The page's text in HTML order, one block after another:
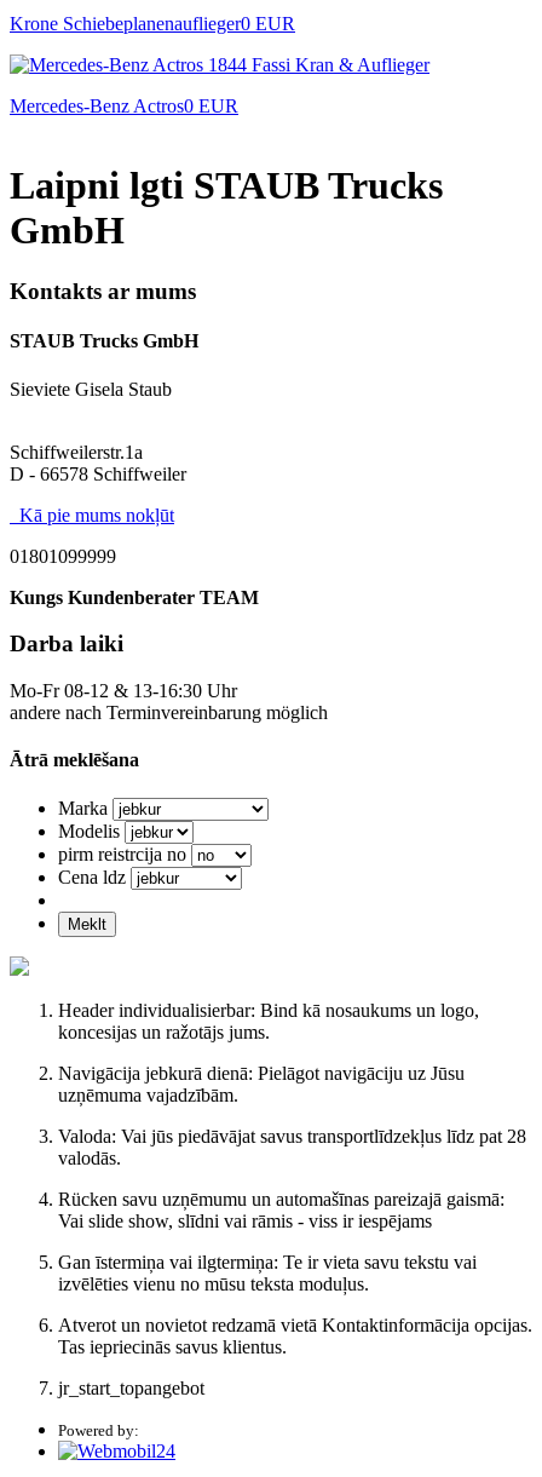
Krone Schiebeplanenauflieger0 EUR
Mercedes-Benz Actros0 EUR
Laipni lgti STAUB Trucks
GmbH
Kontakts ar mums
STAUB Trucks GmbH
Sieviete Gisela Staub
Schiffweilerstr.1a
D - 66578 Schiffweiler
Kā pie mums nokļūt
01801099999
Kungs Kundenberater TEAM
Darba laiki
Mo-Fr 08-12 & 13-16:30 Uhr
andere nach Terminvereinbarung möglich
Ātrā meklēšana
Marka
Modelis
pirm reistrcija no
Cena ldz
Meklt
Header individualisierbar: Bind kā nosaukums un logo,
koncesijas un ražotājs jums.
Navigācija jebkurā dienā: Pielāgot navigāciju uz Jūsu
uzņēmuma vajadzībām.
Valoda: Vai jūs piedāvājat savus transportlīdzekļus līdz pat 28
valodās.
Rücken savu uzņēmumu un automašīnas pareizajā gaismā:
Vai slide show, slīdni vai rāmis - viss ir iespējams
Gan īstermiņa vai ilgtermiņa: Te ir vieta savu tekstu vai
izvēlēties vienu no mūsu teksta moduļus.
Atverot un novietot redzamā vietā Kontaktinformācija opcijas.
Tas iepriecinās savus klientus.
jr_start_topangebot
Powered by: